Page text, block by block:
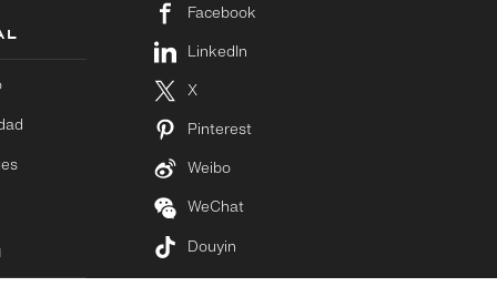
Facebook
LinkedIn
X
Pinterest
Weibo
WeChat
Douyin